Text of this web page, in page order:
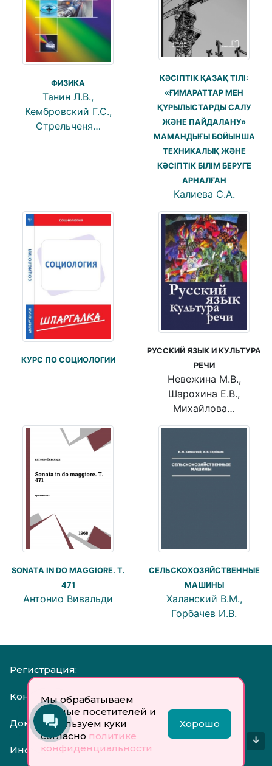
Мы обрабатываем
данные посетителей и
используем куки
согласно политике
конфиденциальности
Хорошо
ФИЗИКА
Танин Л.В.,
Кембровский Г.С.,
Стрельченя…
КӘСІПТІК ҚАЗАҚ ТІЛІ:
«ҒИМАРАТТАР МЕН
ҚҰРЫЛЫСТАРДЫ САЛУ
ЖӘНЕ ПАЙДАЛАНУ»
МАМАНДЫҒЫ БОЙЫНША
ТЕХНИКАЛЫҚ ЖӘНЕ
КӘСІПТІК БІЛІМ БЕРУГЕ
АРНАЛҒАН
Калиева С.А.
КУРС ПО СОЦИОЛОГИИ
РУССКИЙ ЯЗЫК И КУЛЬТУРА
РЕЧИ
Невежина М.В.,
Шарохина Е.В.,
Михайлова…
SONATA IN DO MAGGIORE. T.
471
Антонио Вивальди
СЕЛЬСКОХОЗЯЙСТВЕННЫЕ
МАШИНЫ
Халанский В.М.,
Горбачев И.В.
Регистрация:
Контакты:
Документы:
Инфо:
↓